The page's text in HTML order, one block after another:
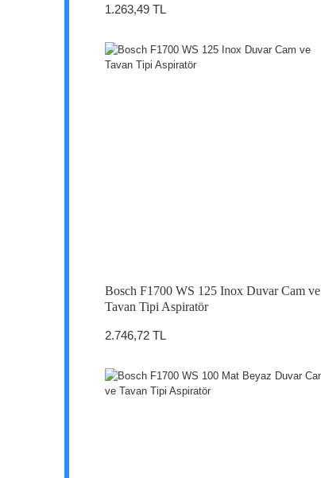
1.263,49 TL
Bosch F1700 WS 125 Inox Duvar Cam ve
Tavan Tipi Aspiratör
2.746,72 TL